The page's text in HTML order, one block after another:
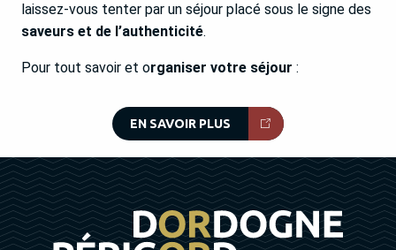
laissez-vous tenter par un séjour placé sous le signe des
saveurs et de l’authenticité.
Pour tout savoir et organiser votre séjour :
EN SAVOIR PLUS